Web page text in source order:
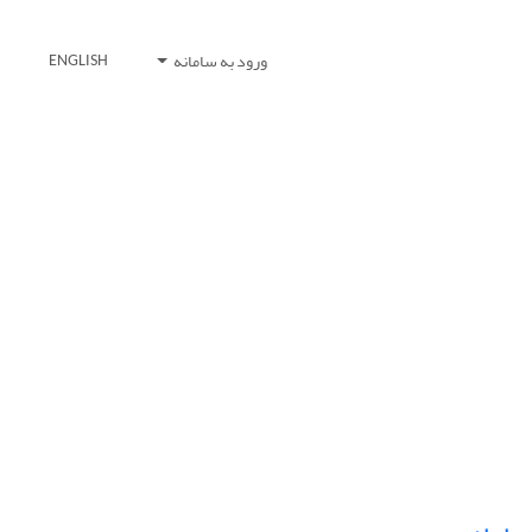
ورود به سامانه ENGLISH